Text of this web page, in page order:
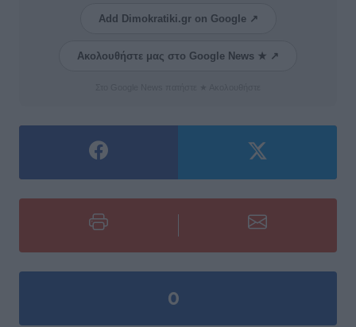
Add Dimokratiki.gr on Google ↗
Ακολουθήστε μας στο Google News ★ ↗
0